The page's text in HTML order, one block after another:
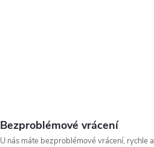
Bezproblémové vrácení
U nás máte bezproblémové vrácení, rychle